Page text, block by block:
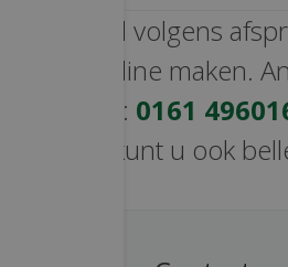
uitsluitend volgens
direct online maken.
maken via: 0161
vragen kunt u ook